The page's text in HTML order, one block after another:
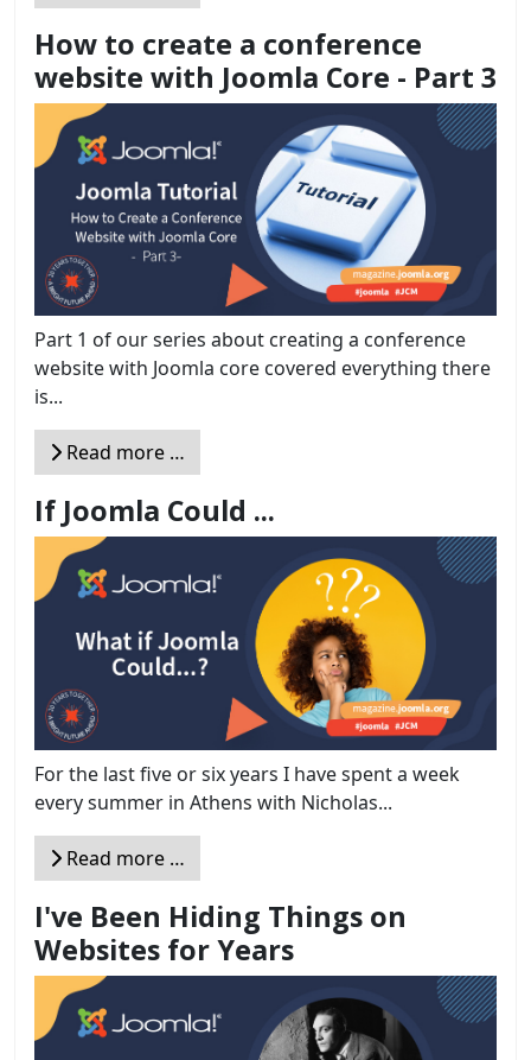
How to create a conference
website with Joomla Core - Part 3
Part 1 of our series about creating a conference
website with Joomla core covered everything there
is...
Read more …
If Joomla Could ...
For the last five or six years I have spent a week
every summer in Athens with Nicholas...
Read more …
I've Been Hiding Things on
Websites for Years